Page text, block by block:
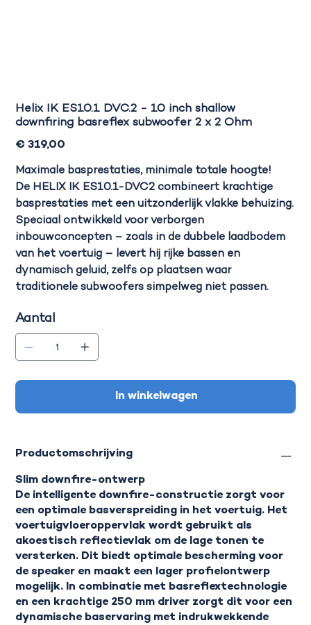
Helix IK ES10.1 DVC.2 - 10 inch shallow
downfiring basreflex subwoofer 2 x 2 Ohm
Prijs
€ 319,00
Maximale basprestaties, minimale totale hoogte!
De HELIX IK ES10.1-DVC2 combineert krachtige
basprestaties met een uitzonderlijk vlakke behuizing.
Speciaal ontwikkeld voor verborgen
inbouwconcepten – zoals in de dubbele laadbodem
van het voertuig – levert hij rijke bassen en
dynamisch geluid, zelfs op plaatsen waar
traditionele subwoofers simpelweg niet passen.
Aantal
In winkelwagen
Productomschrijving
Slim downfire-ontwerp
De intelligente downfire-constructie zorgt voor
een optimale basverspreiding in het voertuig. Het
voertuigvloeroppervlak wordt gebruikt als
akoestisch reflectievlak om de lage tonen te
versterken. Dit biedt optimale bescherming voor
de speaker en maakt een lager profielontwerp
mogelijk. In combinatie met basreflextechnologie
en een krachtige 250 mm driver zorgt dit voor een
dynamische baservaring met indrukwekkende